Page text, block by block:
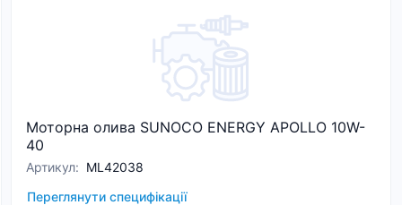
Моторна олива SUNOCO ENERGY APOLLO 10W-
40
Артикул: ML42038
Переглянути специфікації